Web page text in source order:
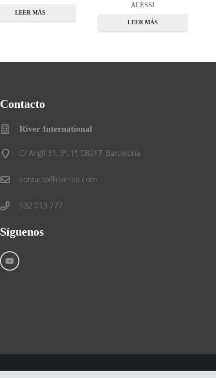
LEER MÁS
ALESSI
LEER MÁS
Contacto
River International
C/ Anglí 31, 3º, 1ª, 08017, Barcelona
contacto@riverint.com
932 013 777
Síguenos